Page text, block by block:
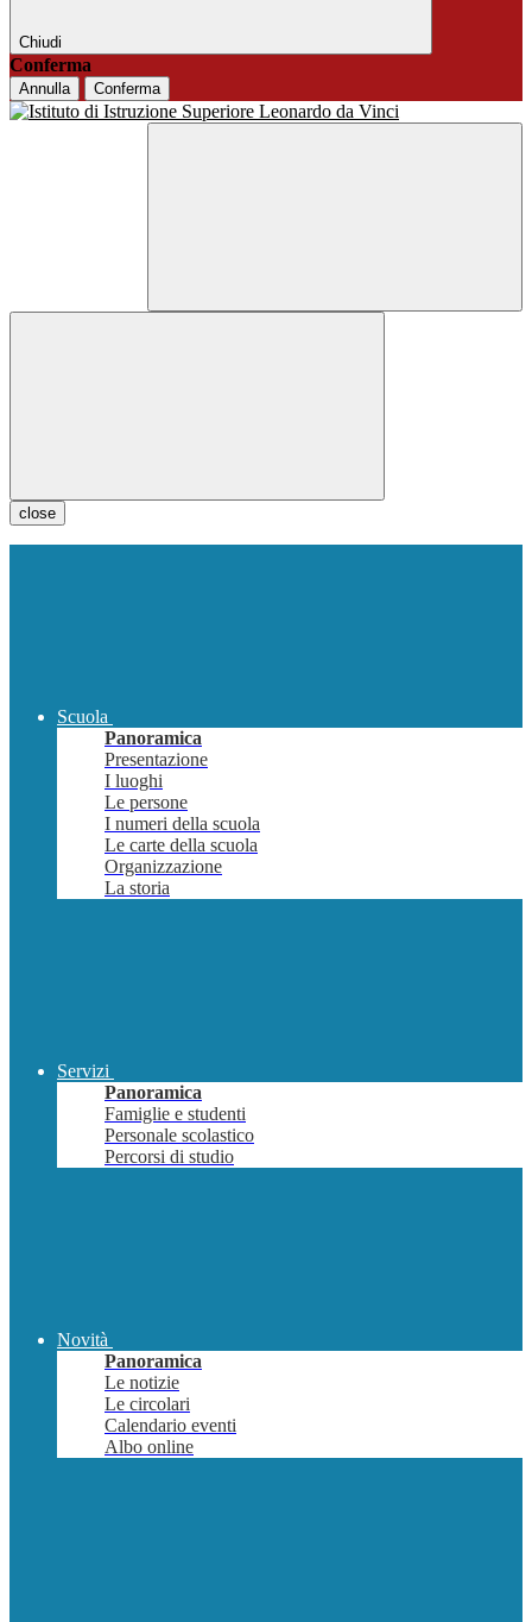
Chiudi
Conferma
Annulla Conferma
close
Scuola
Panoramica
Presentazione
I luoghi
Le persone
I numeri della scuola
Le carte della scuola
Organizzazione
La storia
Servizi
Panoramica
Famiglie e studenti
Personale scolastico
Percorsi di studio
Novità
Panoramica
Le notizie
Le circolari
Calendario eventi
Albo online